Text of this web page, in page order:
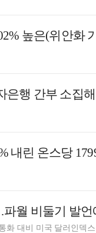
높은(위안화
은행 간부 소집
내린 온스당
월 비둘기 발언
화 대비 미국 달러인덱